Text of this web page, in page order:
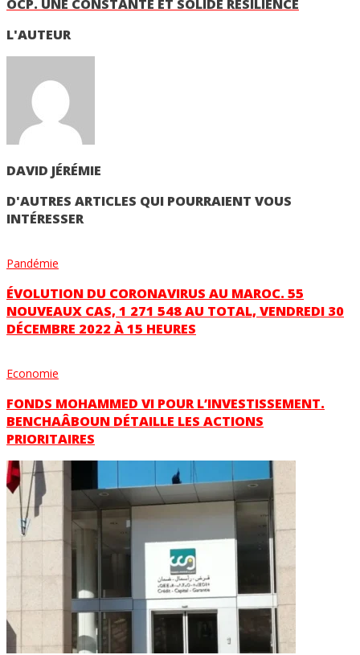
OCP. UNE CONSTANTE ET SOLIDE RÉSILIENCE
L'AUTEUR
DAVID JÉRÉMIE
D'AUTRES ARTICLES QUI POURRAIENT VOUS
INTÉRESSER
Pandémie
ÉVOLUTION DU CORONAVIRUS AU MAROC. 55
NOUVEAUX CAS, 1 271 548 AU TOTAL, VENDREDI 30
DÉCEMBRE 2022 À 15 HEURES
Economie
FONDS MOHAMMED VI POUR L’INVESTISSEMENT.
BENCHAÂBOUN DÉTAILLE LES ACTIONS
PRIORITAIRES